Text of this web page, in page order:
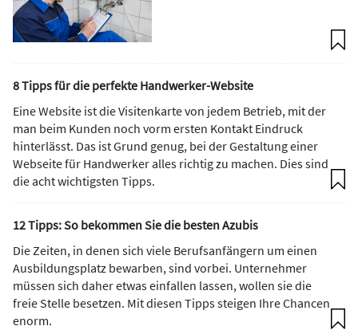
8 Tipps für die perfekte Handwerker-Website
Eine Website ist die Visitenkarte von jedem Betrieb, mit der
man beim Kunden noch vorm ersten Kontakt Eindruck
hinterlässt. Das ist Grund genug, bei der Gestaltung einer
Webseite für Handwerker alles richtig zu machen. Dies sind
die acht wichtigsten Tipps.
12 Tipps: So bekommen Sie die besten Azubis
Die Zeiten, in denen sich viele Berufsanfängern um einen
Ausbildungsplatz bewarben, sind vorbei. Unternehmer
müssen sich daher etwas einfallen lassen, wollen sie die
freie Stelle besetzen. Mit diesen Tipps steigen Ihre Chancen
enorm.